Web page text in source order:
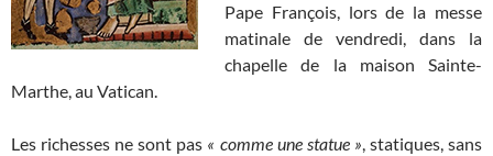
Pape François, lors de la messe
matinale de vendredi, dans la
chapelle de la maison Sainte-
Marthe, au Vatican.
Les richesses ne sont pas « comme une statue », statiques, sans